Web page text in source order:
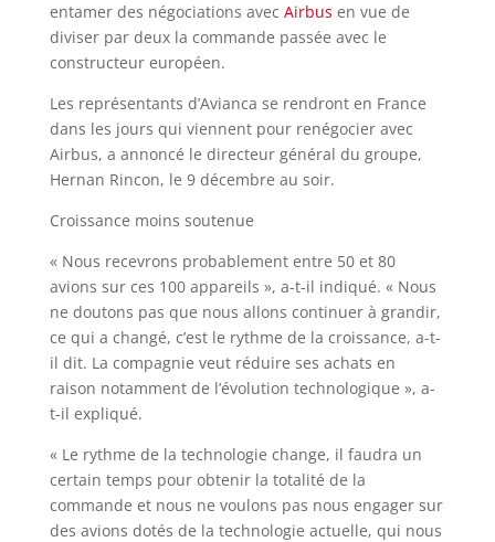
entamer des négociations avec Airbus en vue de
diviser par deux la commande passée avec le
constructeur européen.
Les représentants d’Avianca se rendront en France
dans les jours qui viennent pour renégocier avec
Airbus, a annoncé le directeur général du groupe,
Hernan Rincon, le 9 décembre au soir.
Croissance moins soutenue
« Nous recevrons probablement entre 50 et 80
avions sur ces 100 appareils », a-t-il indiqué. « Nous
ne doutons pas que nous allons continuer à grandir,
ce qui a changé, c’est le rythme de la croissance, a-t-
il dit. La compagnie veut réduire ses achats en
raison notamment de l’évolution technologique », a-
t-il expliqué.
« Le rythme de la technologie change, il faudra un
certain temps pour obtenir la totalité de la
commande et nous ne voulons pas nous engager sur
des avions dotés de la technologie actuelle, qui nous